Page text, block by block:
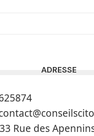
ADRESSE
33 Rue des